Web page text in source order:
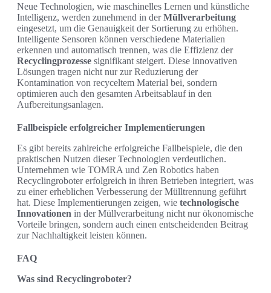
Neue Technologien, wie maschinelles Lernen und künstliche
Intelligenz, werden zunehmend in derMüllverarbeitung
eingesetzt, um die Genauigkeit der Sortierung zu erhöhen.
Intelligente Sensoren können verschiedene Materialien
erkennen und automatisch trennen, was die Effizienz der
Recyclingprozesse signifikant steigert. Diese innovativen
Lösungen tragen nicht nur zur Reduzierung der
Kontamination von recyceltem Material bei, sondern
optimieren auch den gesamten Arbeitsablauf in den
Aufbereitungsanlagen.
Fallbeispiele erfolgreicher Implementierungen
Es gibt bereits zahlreiche erfolgreiche Fallbeispiele, die den
praktischen Nutzen dieser Technologien verdeutlichen.
Unternehmen wie TOMRA und Zen Robotics haben
Recyclingroboter erfolgreich in ihren Betrieben integriert, was
zu einer erheblichen Verbesserung der Mülltrennung geführt
hat. Diese Implementierungen zeigen, wie technologische
Innovationen in der Müllverarbeitung nicht nur ökonomische
Vorteile bringen, sondern auch einen entscheidenden Beitrag
zur Nachhaltigkeit leisten können.
FAQ
Was sind Recyclingroboter?